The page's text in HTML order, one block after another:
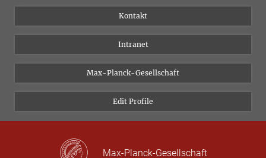
Bluesky
Vimeo
Newsletter
Kontakt
Intranet
Max-Planck-Gesellschaft
Edit Profile
Max-Planck-Gesellschaft